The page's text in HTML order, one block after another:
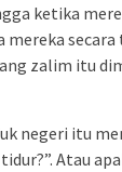
ketika
mereka
zalim itu
negeri itu
Atau